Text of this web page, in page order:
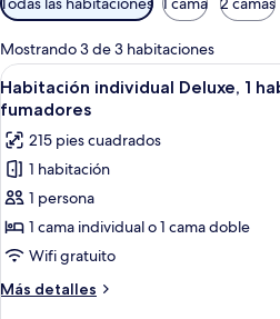
disponibles
para
las
habitaciones
Mostrando 3 de 3 habitaciones
Abrir
todas
las
fotos
de
Habitación
individual
Deluxe,
1
habitación,
15
Habitación individual Deluxe, 1
fumadores
215 pies cuadrados
1 habitación
1 persona
1 cama individual o 1 cama doble
Wifi gratuito
Más detalles
Más